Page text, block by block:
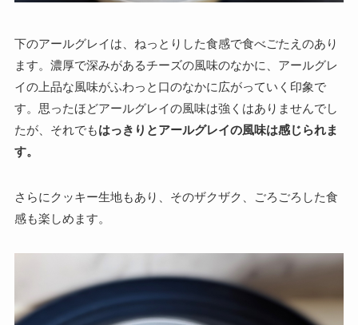
下のアールグレイは、ねっとりした食感で食べごたえのあり
ます。濃厚で深みがあるチーズの風味のなかに、アールグレ
イの上品な風味がふわっと口のなかに広がっていく印象で
す。思ったほどアールグレイの風味は強くはありませんでし
たが、それでもはっきりとアールグレイの風味は感じられま
す。
さらにクッキー生地もあり、そのザクザク、ごろごろした食
感も楽しめます。